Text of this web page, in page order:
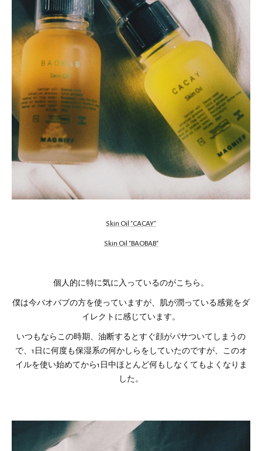
Skin Oil "CACAY"
Skin Oil "BAOBAB"
個人的に特に気に入っているのがこちら。
僕は今バオバブの方を使っていますが、肌が潤っている感覚をダ
イレクトに感じています。
いつもならこの時期、油断するとすぐ顔がパサついてしまうの
で、1日に何度も保湿系の何かしらをしていたのですが、このオ
イルを使い始めてから1日中ほとんど何もしなくてもよくなりま
した。